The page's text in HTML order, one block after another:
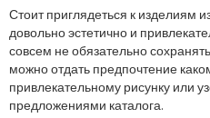
Стоит приглядеться к изделиям
довольно эстетично и
совсем не обязательно
можно отдать предпочтение
привлекательному рисунку или
предложениями каталога.